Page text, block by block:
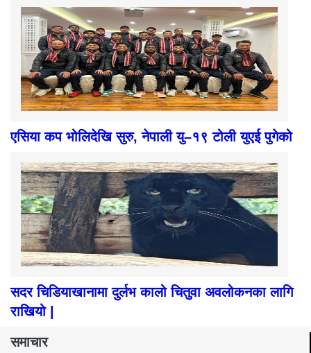
एसिया कप भोलिदेखि सुरु, नेपाली यु–१९ टोली युएई पुगेको
सदर चिडियाखानामा दुर्लभ कालो चितुवा अवलोकनका लागि
राखियो |
समाचार